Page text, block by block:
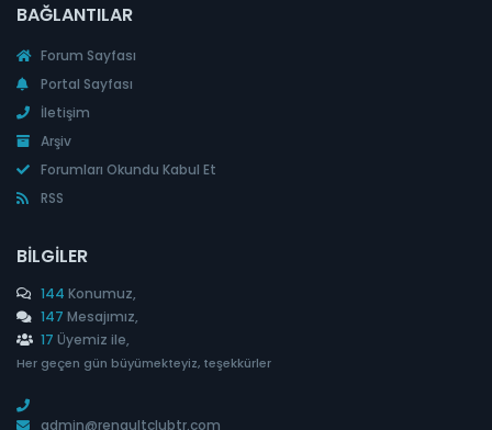
BAĞLANTILAR
Forum Sayfası
Portal Sayfası
İletişim
Arşiv
Forumları Okundu Kabul Et
RSS
BILGILER
144 Konumuz,
147 Mesajımız,
17 Üyemiz ile,
Her geçen gün büyümekteyiz, teşekkürler
admin@renaultclubtr.com